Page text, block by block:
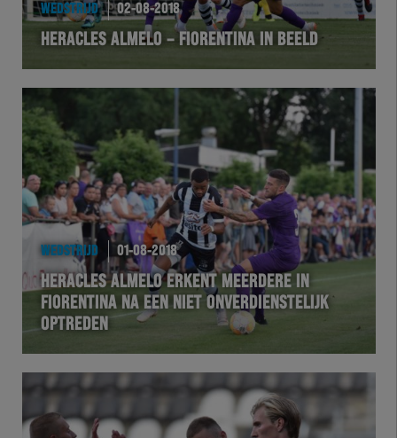
WEDSTRIJD 02-08-2018
HERACLES ALMELO – FIORENTINA IN BEELD
WEDSTRIJD 01-08-2018
HERACLES ALMELO ERKENT MEERDERE IN
FIORENTINA NA EEN NIET ONVERDIENSTELIJK
OPTREDEN